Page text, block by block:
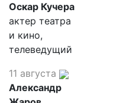
Оскар Кучера
актер театра
и кино,
телеведущий
11 августа
Александр